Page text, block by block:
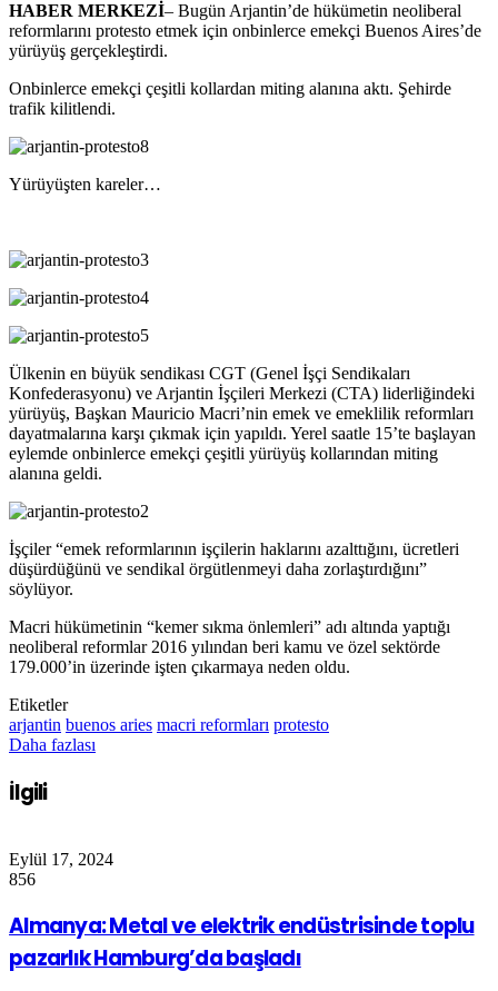
HABER MERKEZİ– Bugün Arjantin’de hükümetin neoliberal
reformlarını protesto etmek için onbinlerce emekçi Buenos Aires’de
yürüyüş gerçekleştirdi.
Onbinlerce emekçi çeşitli kollardan miting alanına aktı. Şehirde
trafik kilitlendi.
Yürüyüşten kareler…
Ülkenin en büyük sendikası CGT (Genel İşçi Sendikaları
Konfederasyonu) ve Arjantin İşçileri Merkezi (CTA) liderliğindeki
yürüyüş, Başkan Mauricio Macri’nin emek ve emeklilik reformları
dayatmalarına karşı çıkmak için yapıldı. Yerel saatle 15’te başlayan
eylemde onbinlerce emekçi çeşitli yürüyüş kollarından miting
alanına geldi.
İşçiler “emek reformlarının işçilerin haklarını azalttığını, ücretleri
düşürdüğünü ve sendikal örgütlenmeyi daha zorlaştırdığını”
söylüyor.
Macri hükümetinin “kemer sıkma önlemleri” adı altında yaptığı
neoliberal reformlar 2016 yılından beri kamu ve özel sektörde
179.000’in üzerinde işten çıkarmaya neden oldu.
Etiketler
arjantin buenos aries macri reformları protesto
Daha fazlası
İlgili
Eylül 17, 2024
856
Almanya: Metal ve elektrik endüstrisinde toplu
pazarlık Hamburg’da başladı